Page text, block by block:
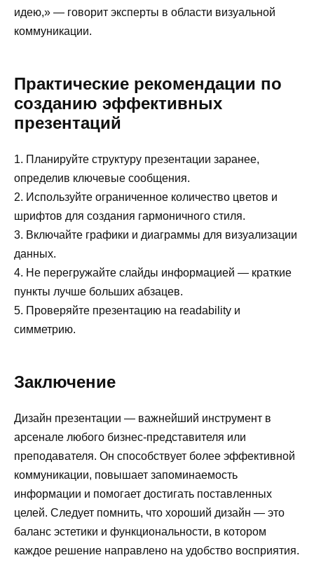
идею,» — говорит эксперты в области визуальной
коммуникации.
Практические рекомендации по
созданию эффективных
презентаций
1. Планируйте структуру презентации заранее,
определив ключевые сообщения.
2. Используйте ограниченное количество цветов и
шрифтов для создания гармоничного стиля.
3. Включайте графики и диаграммы для визуализации
данных.
4. Не перегружайте слайды информацией — краткие
пункты лучше больших абзацев.
5. Проверяйте презентацию на readability и
симметрию.
Заключение
Дизайн презентации — важнейший инструмент в
арсенале любого бизнес-представителя или
преподавателя. Он способствует более эффективной
коммуникации, повышает запоминаемость
информации и помогает достигать поставленных
целей. Следует помнить, что хороший дизайн — это
баланс эстетики и функциональности, в котором
каждое решение направлено на удобство восприятия.